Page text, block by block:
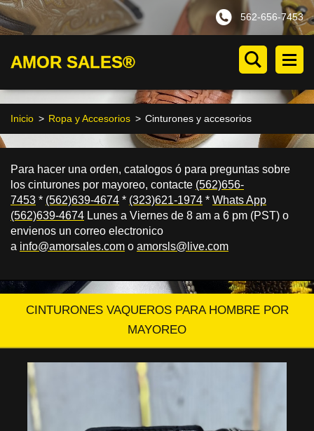
562-656-7453
AMOR SALES®
Inicio > Ropa y Accesorios > Cinturones y accesorios
Para hacer una orden, catalogos ó para preguntas sobre
los cinturones por mayoreo, contacte (562)656-
7453 * (562)639-4674 * (323)621-1974 * Whats App
(562)639-4674 Lunes a Viernes de 8 am a 6 pm (PST) o
envienos un correo electronico
a info@amorsales.com o amorsls@live.com
CINTURONES VAQUEROS PARA HOMBRE POR
MAYOREO